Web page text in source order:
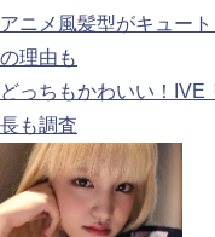
アニメ風髪型がキュー
の理由も
どっちもかわいい！IVE
長も調査